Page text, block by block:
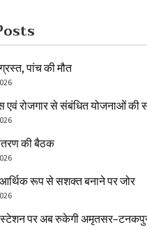
पांच की मौत
एवं रोजगार से संबंधित योजनाओं की
की बैठक
रूप से सशक्त बनाने पर जोर
पर अब रुकेगी